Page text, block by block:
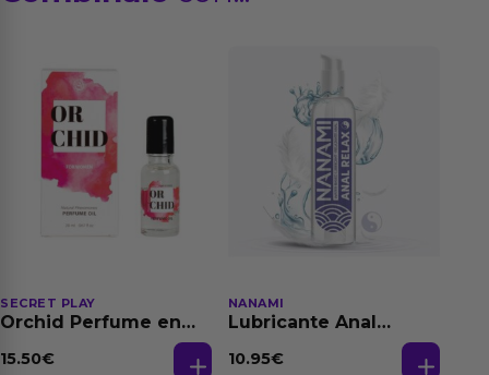
SECRET PLAY
Orchid Perfume en
Feromonas 20 ml
15.50€
NANAMI
Lubricante Anal
Dilatación Base Agua
10.95€